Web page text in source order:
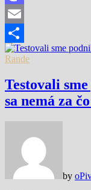
Mastodon
Email
Share
Rande
Testovali
sa nemá za
by